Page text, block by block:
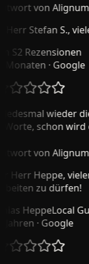
von Alignum
Stefan S.,
2 Rezensionen
· Google
wieder
schon wird
von Alignum
Heppe, vielen
zu dürfen!
HeppeLocal
· Google